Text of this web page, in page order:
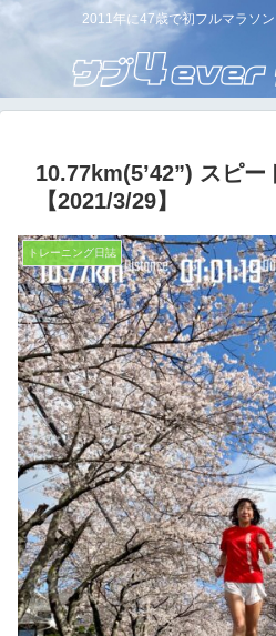
2011年に47歳で初フルマラソ
10.77km(5’42”) スピー
【2021/3/29】
トレーニング日誌